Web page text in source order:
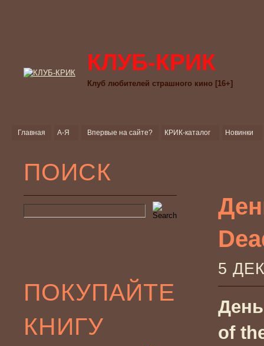
КЛУБ-КРИК
Клуб любителей страшного кино [16+]
Главная А-Я Впервые на сайте? КРИК-каталог Новинки
ПОИСК
ПОКУПАЙТЕ
КНИГУ
5
of